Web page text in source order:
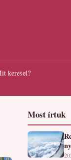
keresel?
Most írtuk